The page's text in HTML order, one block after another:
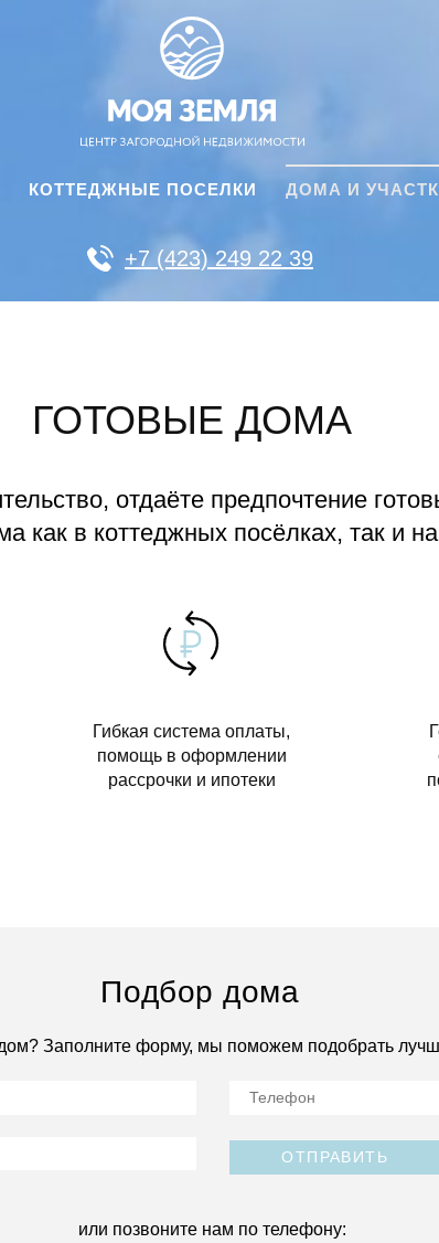
КОТТЕДЖНЫЕ ПОСЕЛКИ ДОМА И
+7 (423) 249 22 39
ГОТОВЫЕ ДОМА
отдаёте предпочтение
как в коттеджных посёлках, так и
Гибкая система оплаты,
помощь в оформлении
рассрочки и ипотеки
Подбор дома
Заполните форму, мы поможем подобрать
ОТПРАВИТЬ
или позвоните нам по телефону: